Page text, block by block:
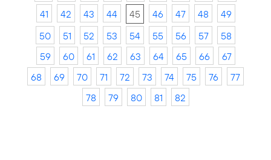
41
42 43 44 45 46 47 48
49
50
51 52 53 54 55 56 57
58
59
60 61 62 63 64 65 66
67
68
69 70 71 72 73 74 75 76
77
78
79 80 81 82